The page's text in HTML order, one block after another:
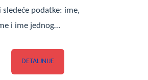
sledeće podatke: ime,
i ime jednog…
DETALJNIJE